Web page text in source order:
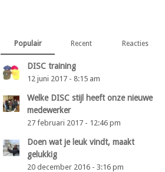
Populair Recent Reacties
DISC training
12 juni 2017 - 8:15 am
Welke DISC stijl heeft onze nieuwe
medewerker
27 februari 2017 - 12:46 pm
Doen wat je leuk vindt, maakt
gelukkig
20 december 2016 - 3:16 pm